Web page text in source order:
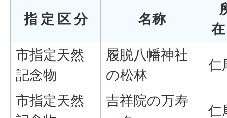
指 定 区 分 名称
市指定天然
記念物
履脱八幡神社
の松林
仁
市指定天然
吉祥院の万寿
仁